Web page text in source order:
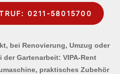
0211-58015700
bei Renovierung, Umzug oder
Gartenarbeit: VIPA-Rent
praktisches Zubehör